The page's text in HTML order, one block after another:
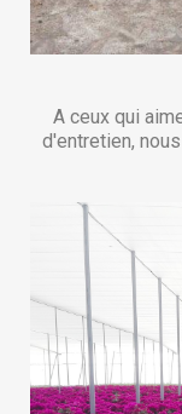
A ceux qui
d'entretien,